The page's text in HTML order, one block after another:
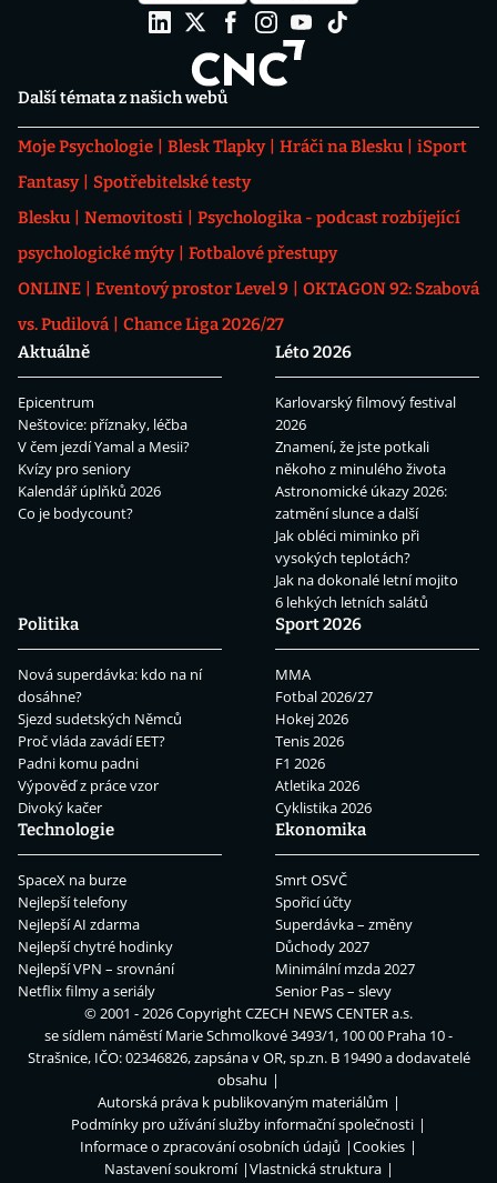
Další témata z našich webů
Moje Psychologie Blesk Tlapky Hráči na Blesku
iSport
Fantasy
Spotřebitelské testy
Blesku
Nemovitosti
Psychologika - podcast rozbíjející
psychologické mýty
Fotbalové přestupy
ONLINE
Eventový prostor Level 9
OKTAGON 92: Szabová
vs. Pudilová
Chance Liga 2026/27
Aktuálně
Epicentrum
Neštovice: příznaky, léčba
V čem jezdí Yamal a Mesii?
Kvízy pro seniory
Kalendář úplňků 2026
Co je bodycount?
Léto 2026
Karlovarský filmový festival
2026
Znamení, že jste potkali
někoho z minulého života
Astronomické úkazy 2026:
zatmění slunce a další
Jak obléci miminko při
vysokých teplotách?
Jak na dokonalé letní mojito
6 lehkých letních salátů
Politika
Nová superdávka: kdo na ní
dosáhne?
Sjezd sudetských Němců
Proč vláda zavádí EET?
Padni komu padni
Výpověď z práce vzor
Divoký kačer
Sport 2026
MMA
Fotbal 2026/27
Hokej 2026
Tenis 2026
F1 2026
Atletika 2026
Cyklistika 2026
Technologie
SpaceX na burze
Nejlepší telefony
Nejlepší AI zdarma
Nejlepší chytré hodinky
Nejlepší VPN – srovnání
Netflix filmy a seriály
Ekonomika
Smrt OSVČ
Spořicí účty
Superdávka – změny
Důchody 2027
Minimální mzda 2027
Senior Pas – slevy
© 2001 - 2026 CopyrightCZECH NEWS CENTER a.s.
se sídlem náměstí Marie Schmolkové 3493/1, 100 00 Praha 10 -
Strašnice, IČO: 02346826, zapsána v OR, sp.zn. B 19490 a dodavatelé
obsahu
Autorská práva k publikovaným materiálům
Podmínky pro užívání služby informační společnosti
Informace o zpracování osobních údajů
Cookies
Nastavení soukromí
Vlastnická struktura